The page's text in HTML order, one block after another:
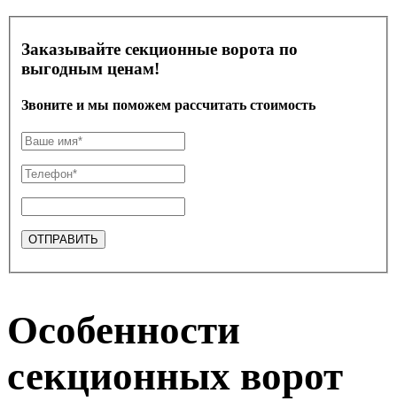
Заказывайте секционные ворота по
выгодным ценам!
Звоните и мы поможем рассчитать стоимость
Особенности
секционных ворот